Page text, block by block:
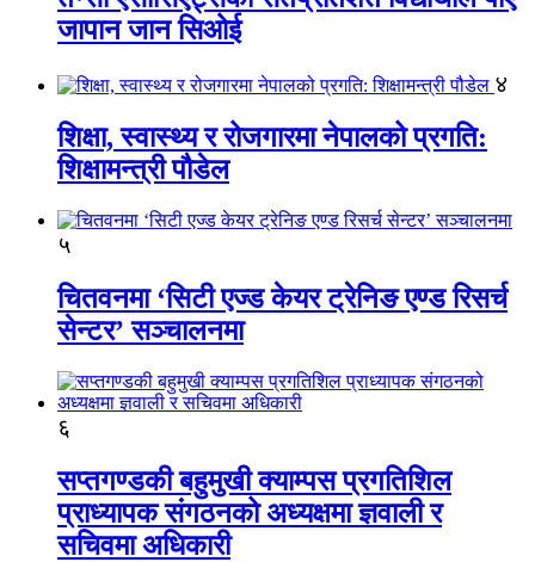
जापान जान सिओई
४
शिक्षा, स्वास्थ्य र रोजगारमा नेपालको प्रगति:
शिक्षामन्त्री पौडेल
५
चितवनमा ‘सिटी एज्ड केयर ट्रेनिङ एण्ड रिसर्च
सेन्टर’ सञ्चालनमा
६
सप्तगण्डकी बहुमुखी क्याम्पस प्रगतिशिल
प्राध्यापक संगठनको अध्यक्षमा ज्ञवाली र
सचिवमा अधिकारी